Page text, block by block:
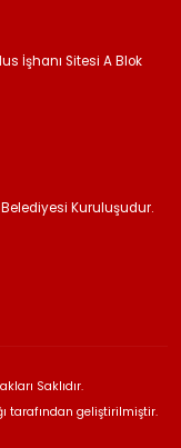
İşhanı Sitesi A Blok
Kuruluşudur.
Saklıdır.
tarafından geliştirilmiştir.